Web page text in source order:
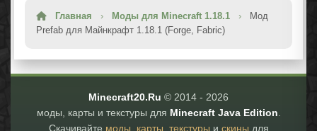
Главная › Моды для Minecraft 1.18.1 ›
Мод
Prefab для Майнкрафт 1.18.1 (Forge, Fabric)
Minecraft20.Ru © 2014 - 2026
моды, карты и текстуры для Minecraft Java Edition
Скачивайте моды карты текстуры и скины для